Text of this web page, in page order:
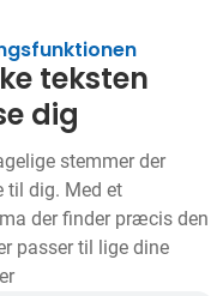
teksten
dig
stemmer der
til dig. Med et
der finder præcis den
passer til lige dine